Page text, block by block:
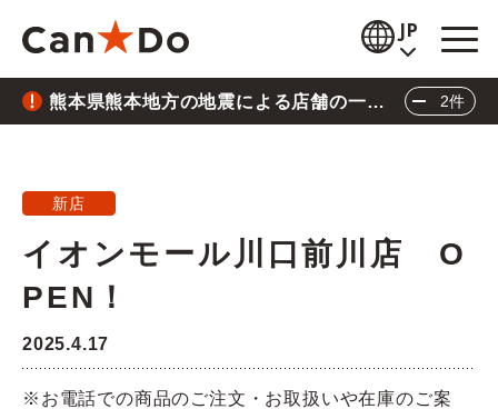
JP
閲覧補助
商品情報
店舗検索
熊本県熊本地方の地震による店舗の一時
休業について
2件
熊本県熊本地方の地震による店舗の一時休業に
2026.6.26 重要
三陸沖地震の影響による店舗の臨時休業につい
て
閉じる
新店
イオンモール川口前川店 O
PEN！
2025.4.17
※お電話での商品のご注文・お取扱いや在庫のご案